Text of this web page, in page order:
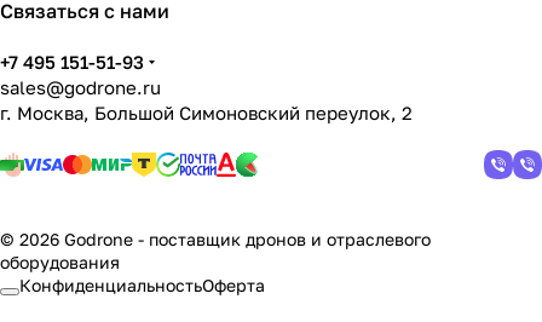
Связаться с нами
+7 495 151-51-93
sales@godrone.ru
г. Москва, Большой Симоновский переулок, 2
© 2026 Godrone - поставщик дронов и отраслевого
оборудования
КонфиденциальностьОферта